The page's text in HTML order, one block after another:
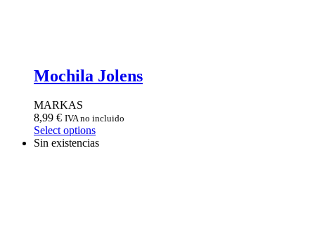
Mochila Jolens
MARKAS
8,99 € IVA no incluido
Select options
Sin existencias